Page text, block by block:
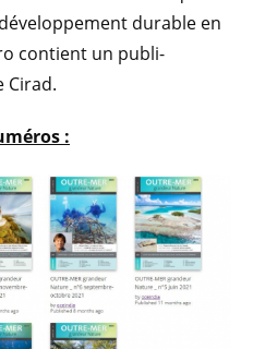
durable en
contient un publi-
Cirad.
: